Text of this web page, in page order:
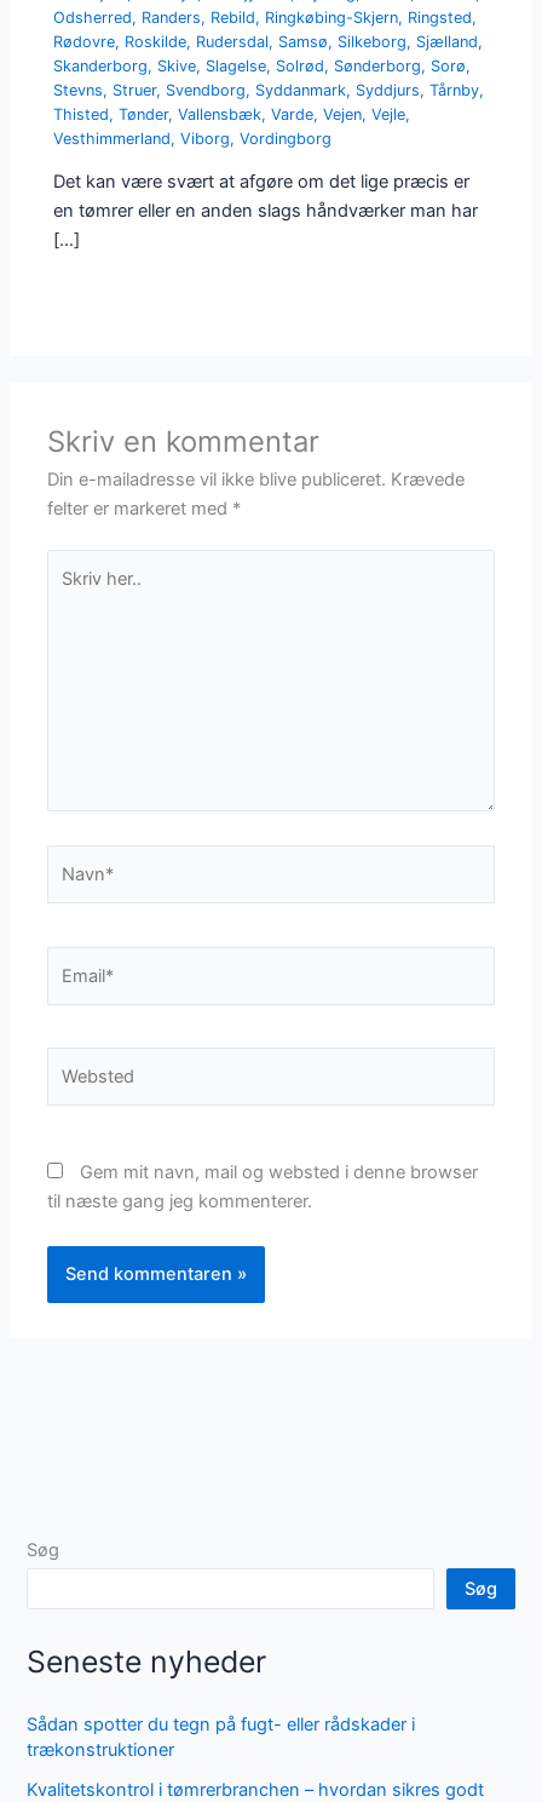
Odsherred, Randers, Rebild, Ringkøbing-Skjern, Ringsted,
Rødovre, Roskilde, Rudersdal, Samsø, Silkeborg, Sjælland,
Skanderborg, Skive, Slagelse, Solrød, Sønderborg, Sorø,
Stevns, Struer, Svendborg, Syddanmark, Syddjurs,Tårnby,
Thisted,Tønder,Vallensbæk,Varde,Vejen,Vejle,
Vesthimmerland,Viborg,Vordingborg
Det kan være svært at afgøre om det lige præcis er
en tømrer eller en anden slags håndværker man har
[…]
Skriv en kommentar
Din e-mailadresse vil ikke blive publiceret. Krævede
felter er markeret med *
her..
Gem mit navn, mail og websted i denne browser
til næste gang jeg kommenterer.
Søg
Søg
Seneste nyheder
Sådan spotter du tegn på fugt- eller rådskader i
trækonstruktioner
Kvalitetskontrol i tømrerbranchen – hvordan sikres godt